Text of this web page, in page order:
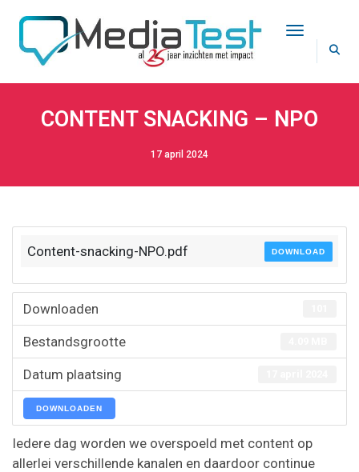
Toggle
CONTENT SNACKING – NPO
17 april 2024
Content-snacking-NPO.pdf DOWNLOAD
Downloaden
Bestandsgrootte
Datum plaatsing
DOWNLOADEN
Iedere dag worden we overspoeld met content op
allerlei verschillende kanalen en daardoor continue